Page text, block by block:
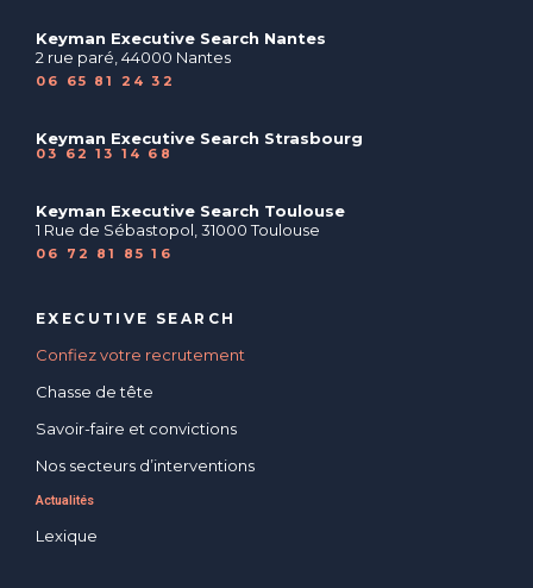
Keyman Executive Search Nantes
2 rue paré, 44000 Nantes
06 65 81 24 32
Keyman Executive Search Strasbourg
03 62 13 14 68
Keyman Executive Search Toulouse
1 Rue de Sébastopol, 31000 Toulouse
06 72 81 85 16
EXECUTIVE SEARCH
Confiez votre recrutement
Chasse de tête
Savoir-faire et convictions
Nos secteurs d’interventions
Actualités
Lexique